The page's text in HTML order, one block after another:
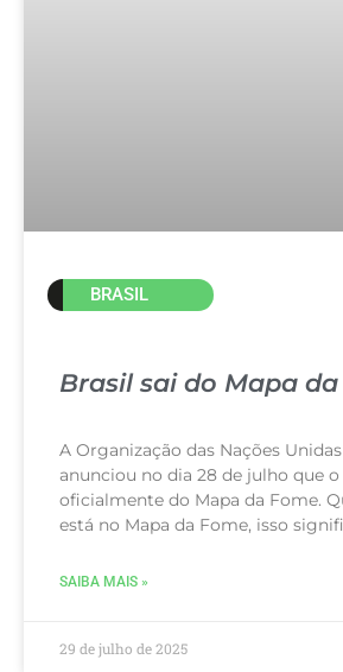
BRASIL
Brasil sai do Mapa
A Organização das Nações
anunciou no dia 28 de julho que o
oficialmente do Mapa da Fome.
está no Mapa da Fome, isso
SAIBA MAIS »
29 de julho de 2025